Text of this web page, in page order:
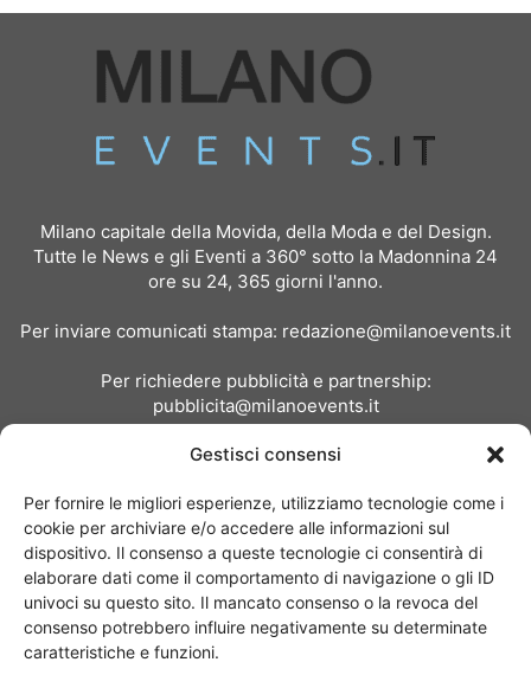
Gestisci consensi
Per fornire le migliori esperienze, utilizziamo tecnologie come i
cookie per archiviare e/o accedere alle informazioni sul
dispositivo. Il consenso a queste tecnologie ci consentirà di
elaborare dati come il comportamento di navigazione o gli ID
univoci su questo sito. Il mancato consenso o la revoca del
consenso potrebbero influire negativamente su determinate
caratteristiche e funzioni.
Milano capitale della Movida, della Moda e del Design.
Tutte le News e gli Eventi a 360° sotto la Madonnina 24
ore su 24, 365 giorni l'anno.
Per inviare comunicati stampa: redazione@milanoevents.it
Per richiedere pubblicità e partnership:
pubblicita@milanoevents.it
Chi siamo I Nostri Clienti